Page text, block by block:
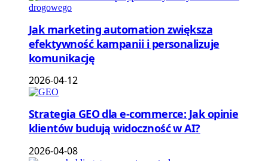
Jak marketing automation zwiększa
efektywność kampanii i personalizuje
komunikację
2026-04-12
Strategia GEO dla e-commerce: Jak opinie
klientów budują widoczność w AI?
2026-04-08